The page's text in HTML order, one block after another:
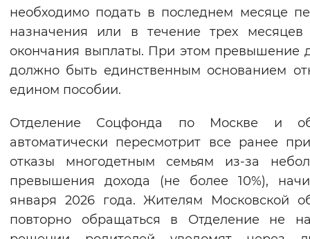
Вернуть стандартные настройки
необходимо подать в последнем месяце
назначения или в течение трех месяцев
окончания выплаты. При этом превышение
должно быть единственным основанием
едином пособии.
Отделение Соцфонда по Москве и
автоматически пересмотрит все ранее
отказы многодетным семьям из-за
превышения дохода (не более 10%),
января 2026 года. Жителям Московской
повторно обращаться в Отделение не